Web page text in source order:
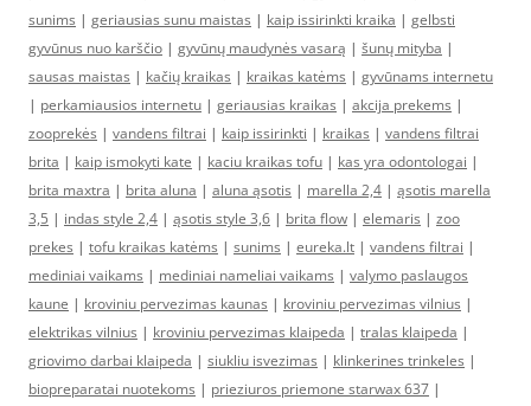
sunims | geriausias sunu maistas | kaip issirinkti kraika | gelbsti
gyvūnus nuo karščio | gyvūnų maudynės vasarą | šunų mityba |
sausas maistas | kačių kraikas | kraikas katėms | gyvūnams internetu
| perkamiausios internetu | geriausias kraikas | akcija prekems |
zooprekės | vandens filtrai | kaip issirinkti | kraikas | vandens filtrai
brita | kaip ismokyti kate | kaciu kraikas tofu | kas yra odontologai |
brita maxtra | brita aluna | aluna ąsotis | marella 2,4 | ąsotis marella
3,5 | indas style 2,4 | ąsotis style 3,6 | brita flow | elemaris | zoo
prekes | tofu kraikas katėms | sunims | eureka.lt | vandens filtrai |
mediniai vaikams | mediniai nameliai vaikams | valymo paslaugos
kaune | kroviniu pervezimas kaunas | kroviniu pervezimas vilnius |
elektrikas vilnius | kroviniu pervezimas klaipeda | tralas klaipeda |
griovimo darbai klaipeda | siukliu isvezimas | klinkerines trinkeles |
biopreparatai nuotekoms | prieziuros priemone starwax 637 |